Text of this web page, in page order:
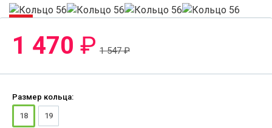
-5%
1 470 ₽ 1 547₽
Размер кольца:
18 19